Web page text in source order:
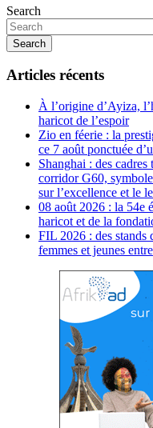
Search
Search
Articles récents
À l’origine d’Ayiza,
haricot de l’espoir
Zio en féerie : la
ce 7 août ponctuée
Shanghai : des
corridor G60,
sur l’excellence et le
08 août 2026 : la 54e
haricot et de la
FIL 2026 : des stands
femmes et jeunes